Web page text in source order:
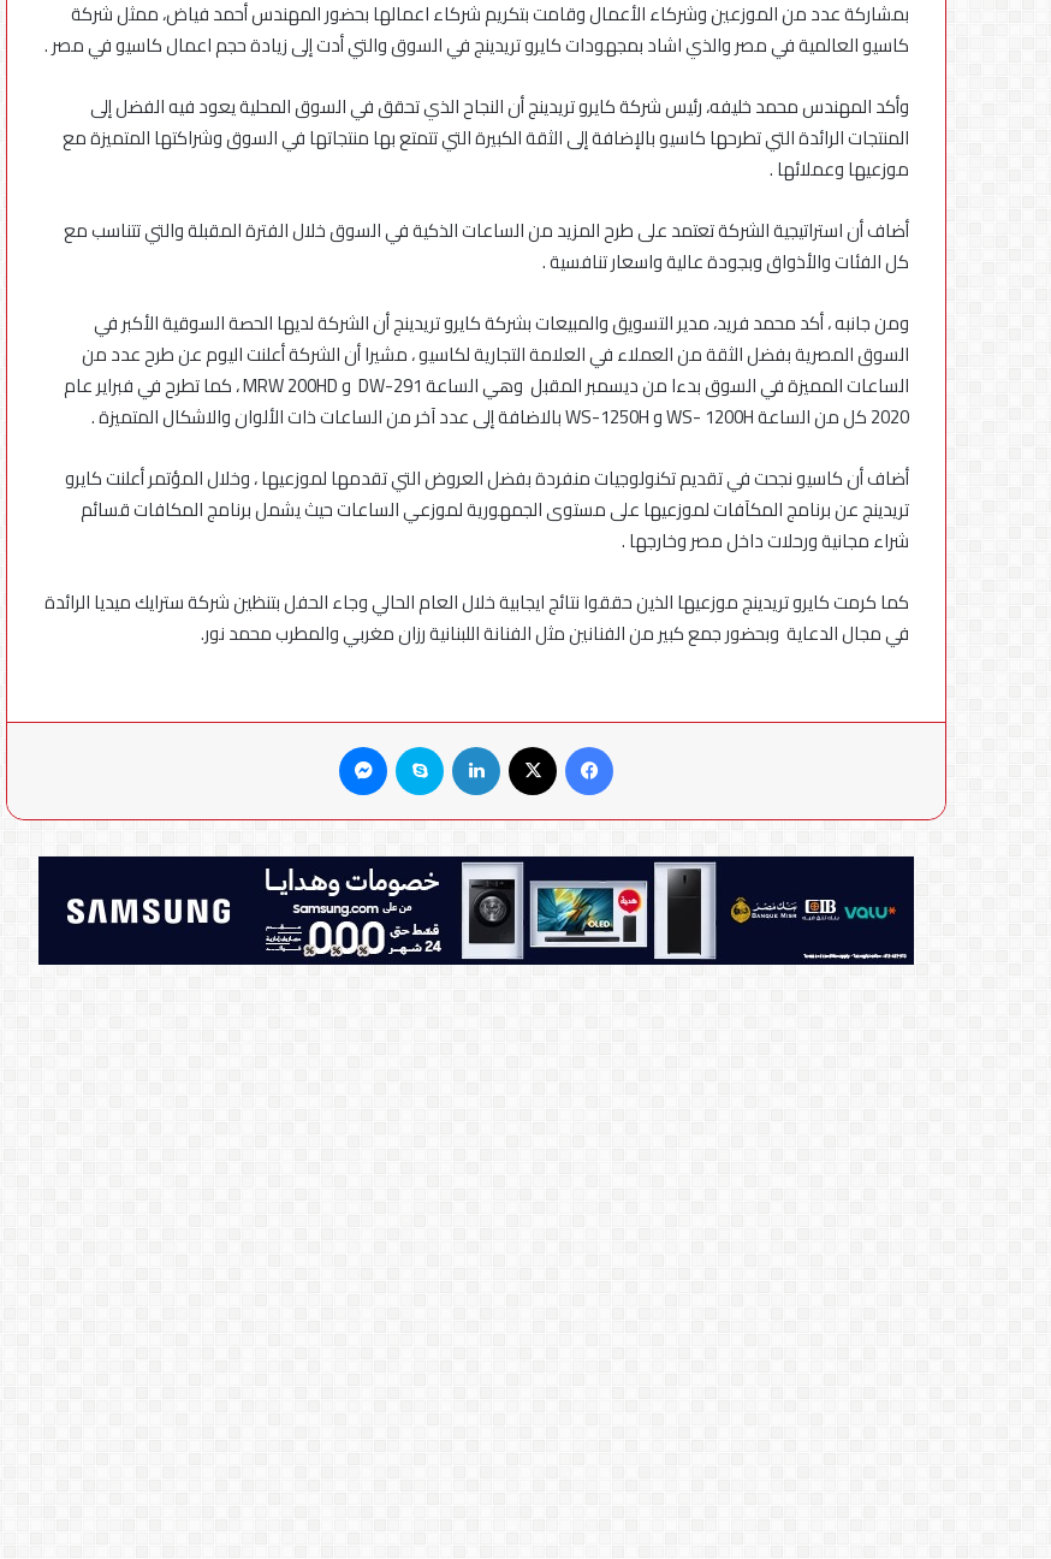
بمشاركة عدد من الموزعين وشركاء الأعمال وقامت بتكريم شركاء اعمالها بحضور المهندس أحمد فياض، ممثل شركة
كاسيو العالمية في مصر والذي اشاد بمجهودات كايرو تريدينج في السوق والتي أدت إلى زيادة حجم اعمال كاسيو في مصر .
وأكد المهندس محمد خليفه، رئيس شركة كايرو تريدينج أن النجاح الذي تحقق في السوق المحلية يعود فيه الفضل إلى
المنتجات الرائدة التي تطرحها كاسيو بالإضافة إلى الثقة الكبيرة التي تتمتع بها منتجاتها في السوق وشراكتها المتميزة مع
موزعيها وعملائها .
أضاف أن استراتيجية الشركة تعتمد على طرح المزيد من الساعات الذكية في السوق خلال الفترة المقبلة والتي تتناسب مع
كل الفئات والأذواق وبجودة عالية واسعار تنافسية .
ومن جانبه ، أكد محمد فريد، مدير التسويق والمبيعات بشركة كايرو تريدينج أن الشركة لديها الحصة السوقية الأكبر في
السوق المصرية بفضل الثقة من العملاء في العلامة التجارية لكاسيو ، مشيرا أن الشركة أعلنت اليوم عن طرح عدد من
الساعات المميزة في السوق بدءا من ديسمبر المقبل وهي الساعة DW-291 و MRW 200HD ، كما تطرح في فبراير عام
2020 كل من الساعة WS- 1200H و WS-1250H بالاضافة إلى عدد آخر من الساعات ذات الألوان والاشكال المتميزة .
أضاف أن كاسيو نجحت في تقديم تكنولوجيات منفردة بفضل العروض التي تقدمها لموزعيها ، وخلال المؤتمر أعلنت كايرو
تريدينج عن برنامج المكآفات لموزعيها على مستوى الجمهورية لموزعي الساعات حيث يشمل برنامج المكافات قسائم
شراء مجانية ورحلات داخل مصر وخارجها .
كما كرمت كايرو تريدينج موزعيها الذين حققوا نتائج ايجابية خلال العام الحالي وجاء الحفل بتنظين شركة سترايك ميديا الرائدة
في مجال الدعاية وبحضور جمع كبير من الفنانين مثل الفنانة اللبنانية رزان مغربي والمطرب محمد نور.
فيسبوك لينكدإن سكايب
استكمال
التحديثات